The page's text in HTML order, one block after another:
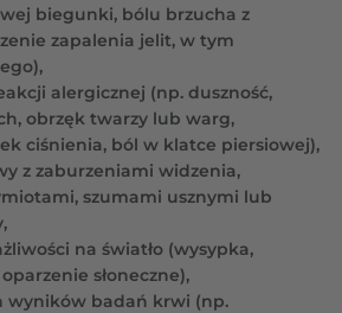
biegunki, bólu brzucha z
zapalenia jelit, w tym
alergicznej (np. duszność,
obrzęk twarzy lub warg,
ciśnienia, ból w klatce piersiowej),
z zaburzeniami widzenia,
szumami usznymi lub
na światło (wysypka,
słoneczne),
wyników badań krwi (np.